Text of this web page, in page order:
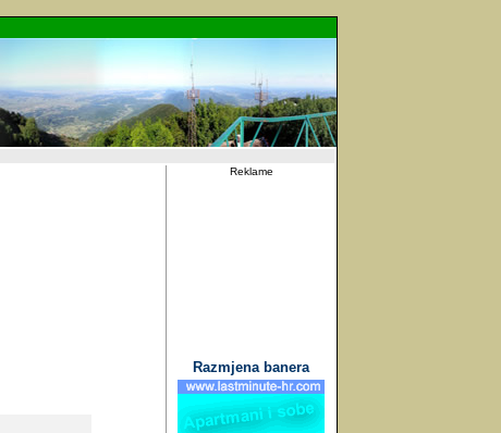
Reklame
Razmjena banera